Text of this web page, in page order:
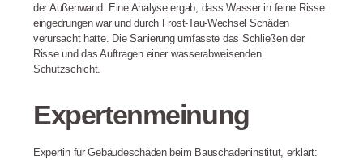
der Außenwand. Eine Analyse ergab, dass Wasser in feine Risse
eingedrungen war und durch Frost-Tau-Wechsel Schäden
verursacht hatte. Die Sanierung umfasste das Schließen der
Risse und das Auftragen einer wasserabweisenden
Schutzschicht.
Expertenmeinung
Expertin für Gebäudeschäden beim Bauschadeninstitut, erklärt: